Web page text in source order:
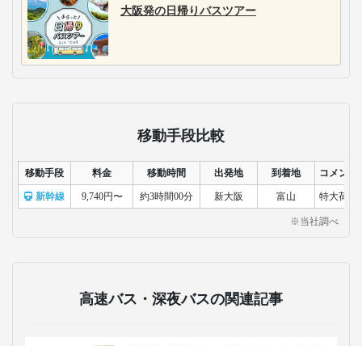
大阪発の日帰りバスツアー
移動手段比較
移動手段 料金 移動時間 出発地 到着地 コメント
新幹線 9,740円〜 約3時間00分 新大阪 富山 特大荷物
※当社調べ
高速バス・深夜バスの関連記事